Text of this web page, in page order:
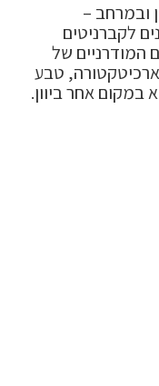
ובמרחב –
לקברניטים
ועד לחיים המודרניים של
ארכיטקטורה, טבע
במקום אחר ביוון.